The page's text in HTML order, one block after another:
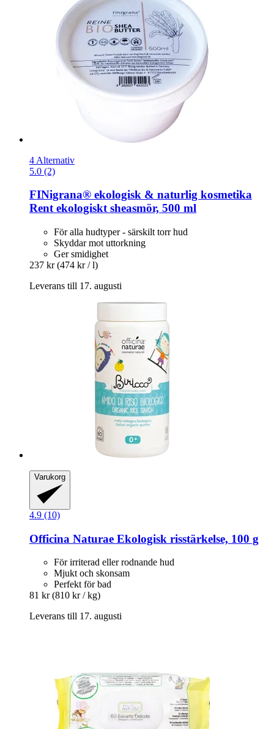
4 Alternativ
5.0 (2)
FINigrana® ekologisk & naturlig kosmetika
Rent ekologiskt sheasmör, 500 ml
För alla hudtyper - särskilt torr hud
Skyddar mot uttorkning
Ger smidighet
237 kr (474 kr / l)
Leverans till 17. augusti
Varukorg
4.9 (10)
Officina Naturae Ekologisk risstärkelse, 100 g
För irriterad eller rodnande hud
Mjukt och skonsam
Perfekt för bad
81 kr (810 kr / kg)
Leverans till 17. augusti